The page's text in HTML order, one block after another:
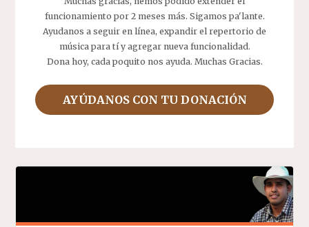
funcionamiento por 2 meses más. Sigamos pa'lante.
Ayudanos a seguir en línea, expandir el repertorio de
música para tí y agregar nueva funcionalidad.
Dona hoy, cada poquito nos ayuda. Muchas Gracias.
AYÚDANOS CON TU DONACIÓN